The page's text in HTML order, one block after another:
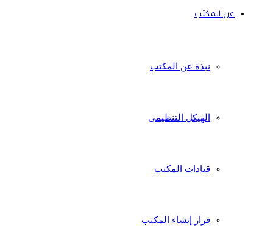
عن المكتب
نبذة عن المكتب
الهيكل التنظيمى
قيادات المكتب
قرار إنشاء المكتب